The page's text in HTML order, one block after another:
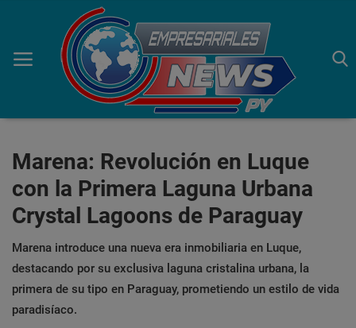
Inicio
Economía
Negocios
Marketing
Marena: Revolución en Luque
con la Primera Laguna Urbana
Crystal Lagoons de Paraguay
Marena introduce una nueva era inmobiliaria en Luque,
destacando por su exclusiva laguna cristalina urbana, la
primera de su tipo en Paraguay, prometiendo un estilo de vida
paradisíaco.